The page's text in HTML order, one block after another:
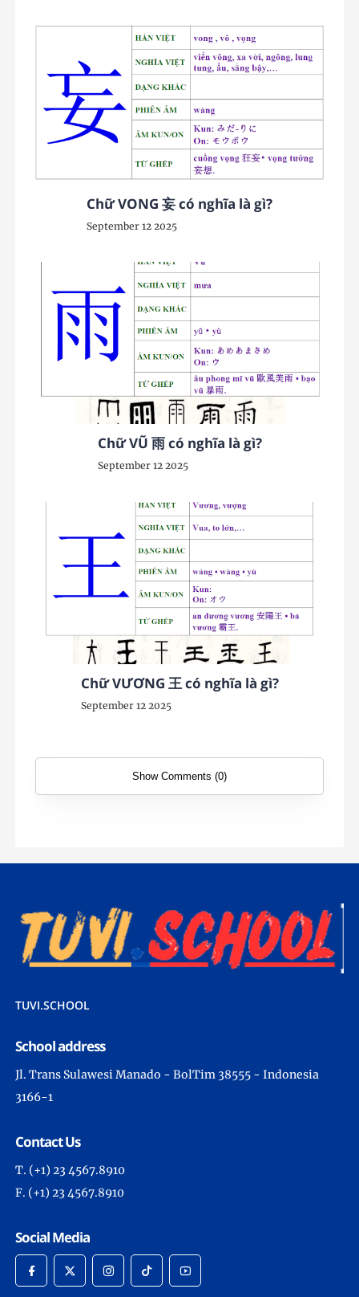
Chữ VONG 妄 có nghĩa là gì?
September 12 2025
Chữ VŨ 雨 có nghĩa là gì?
September 12 2025
Chữ VƯƠNG 王 có nghĩa là gì?
September 12 2025
Show Comments (0)
TUVI.SCHOOL
School address
Jl. Trans Sulawesi Manado - BolTim 38555 - Indonesia
3166-1
Contact Us
T. (+1) 23 4567.8910
F. (+1) 23 4567.8910
Social Media